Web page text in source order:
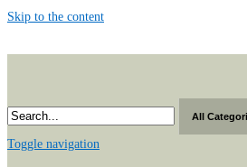
Skip to the content
Toggle navigation